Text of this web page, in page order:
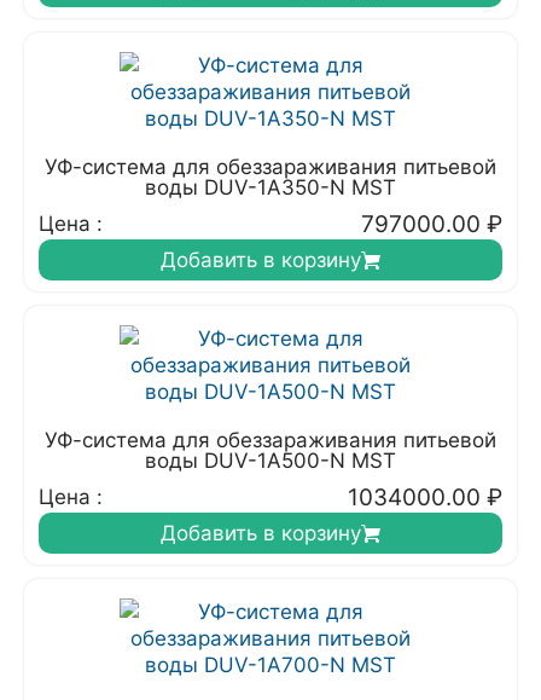
УФ-система для обеззараживания питьевой
воды DUV-1A350-N MST
Цена :
797000.00 ₽
Добавить в корзину
УФ-система для обеззараживания питьевой
воды DUV-1A500-N MST
Цена :
1034000.00 ₽
Добавить в корзину